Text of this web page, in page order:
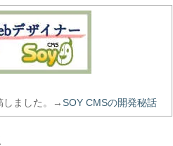
しました。→SOY CMSの開発秘話